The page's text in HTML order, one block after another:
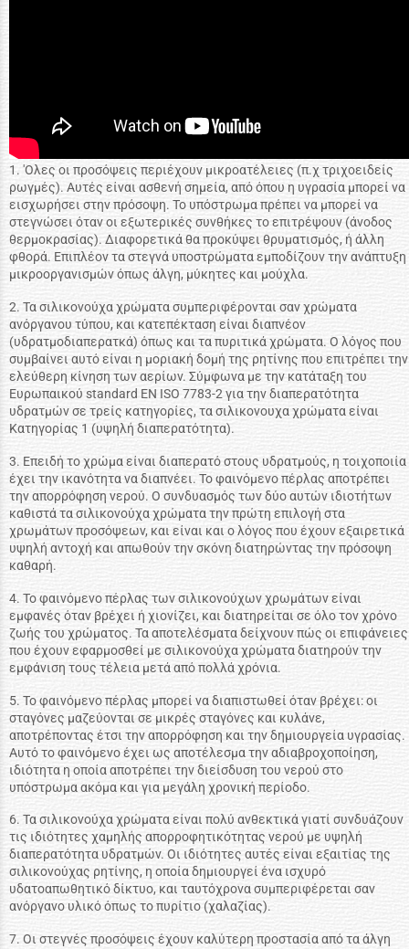
1. 'Ολες οι προσόψεις περιέχουν μικροατέλειες (π.χ τριχοειδείς
ρωγμές). Αυτές είναι ασθενή σημεία, από όπου η υγρασία μπορεί να
εισχωρήσει στην πρόσοψη. Το υπόστρωμα πρέπει να μπορεί να
στεγνώσει όταν οι εξωτερικές συνθήκες το επιτρέψουν (άνοδος
θερμοκρασίας). Διαφορετικά θα προκύψει θρυματισμός, ή άλλη
φθορά. Επιπλέον τα στεγνά υποστρώματα εμποδίζουν την ανάπτυξη
μικροοργανισμών όπως άλγη, μύκητες και μούχλα.
2. Τα σιλικονούχα χρώματα συμπεριφέρονται σαν χρώματα
ανόργανου τύπου, και κατεπέκταση είναι διαπνέον
(υδρατμοδιαπερατκά) όπως και τα πυριτικά χρώματα. Ο λόγος που
συμβαίνει αυτό είναι η μοριακή δομή της ρητίνης που επιτρέπει την
ελεύθερη κίνηση των αερίων. Σύμφωνα με την κατάταξη του
Ευρωπαικού standard ΕΝ ISO 7783-2 για την διαπερατότητα
υδρατμών σε τρείς κατηγορίες, τα σιλικονουχα χρώματα είναι
Κατηγορίας 1 (υψηλή διαπερατότητα).
3. Επειδή το χρώμα είναι διαπερατό στους υδρατμούς, η τοιχοποιία
έχει την ικανότητα να διαπνέει. Το φαινόμενο πέρλας αποτρέπει
την απορρόφηση νερού. Ο συνδυασμός των δύο αυτών ιδιοτήτων
καθιστά τα σιλικονούχα χρώματα την πρώτη επιλογή στα
χρωμάτων προσόψεων, και είναι και ο λόγος που έχουν εξαιρετικά
υψηλή αντοχή και απωθούν την σκόνη διατηρώντας την πρόσοψη
καθαρή.
4. Το φαινόμενο πέρλας των σιλικονούχων χρωμάτων είναι
εμφανές όταν βρέχει ή χιονίζει, και διατηρείται σε όλο τον χρόνο
ζωής του χρώματος. Τα αποτελέσματα δείχνουν πώς οι επιφάνειες
που έχουν εφαρμοσθεί με σιλικονούχα χρώματα διατηρούν την
εμφάνιση τους τέλεια μετά από πολλά χρόνια.
5. Το φαινόμενο πέρλας μπορεί να διαπιστωθεί όταν βρέχει: οι
σταγόνες μαζεύονται σε μικρές σταγόνες και κυλάνε,
αποτρέποντας έτσι την απορρόφηση και την δημιουργεία υγρασίας.
Αυτό το φαινόμενο έχει ως αποτέλεσμα την αδιαβροχοποίηση,
ιδιότητα η οποία αποτρέπει την διείσδυση του νερού στο
υπόστρωμα ακόμα και για μεγάλη χρονική περίοδο.
6. Τα σιλικονούχα χρώματα είναι πολύ ανθεκτικά γιατί συνδυάζουν
τις ιδιότητες χαμηλής απορροφητικότητας νερού με υψηλή
διαπερατότητα υδρατμών. Οι ιδιότητες αυτές είναι εξαιτίας της
σιλικονούχας ρητίνης, η οποία δημιουργεί ένα ισχυρό
υδατοαπωθητικό δίκτυο, και ταυτόχρονα συμπεριφέρεται σαν
ανόργανο υλικό όπως το πυρίτιο (χαλαζίας).
7. Οι στεγνές προσόψεις έχουν καλύτερη προστασία από τα άλγη